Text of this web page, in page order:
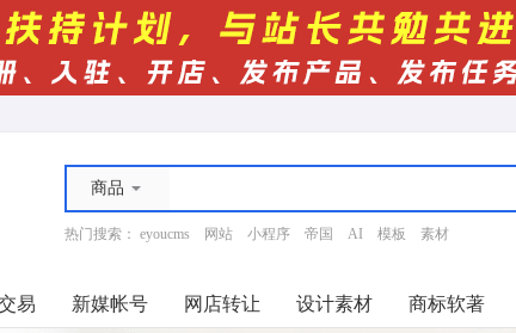
商品
热门搜索： eyoucms 网站 小程序 帝国 AI 模板 素材
易 新媒帐号 网店转让 设计素材 商标软著